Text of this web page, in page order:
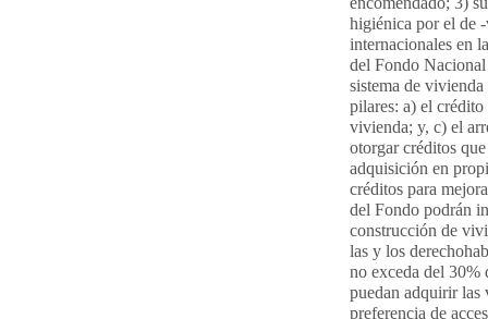
higiénica por el de
internacionales en
del Fondo
sistema de
pilares: a) el
vivienda; y, c) el
otorgar créditos
adquisición en
créditos para
del Fondo podrán
construcción de
las y los
no exceda del 30%
puedan adquirir las
preferencia de